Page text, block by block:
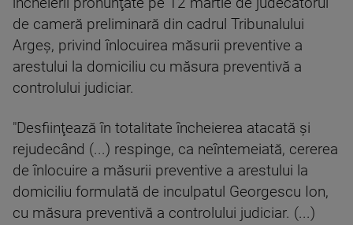
de cameră preliminară din cadrul Tribunalului
Argeş, privind înlocuirea măsurii preventive a
arestului la domiciliu cu măsura preventivă a
controlului judiciar.
"Desfiinţează în totalitate încheierea atacată şi
rejudecând (...) respinge, ca neîntemeiată, cererea
de înlocuire a măsurii preventive a arestului la
domiciliu formulată de inculpatul Georgescu Ion,
cu măsura preventivă a controlului judiciar. (...)